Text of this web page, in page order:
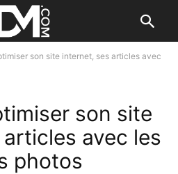
son site internet, ses articles avec
son site
avec les
photos